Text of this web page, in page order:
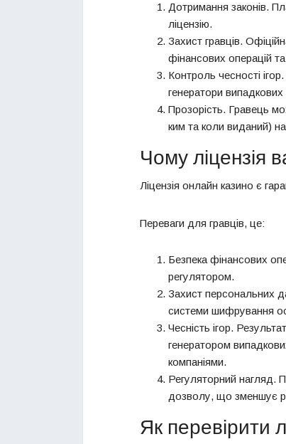
Дотримання законів.
ліцензію.
Захист гравців.
фінансових операцій
Контроль чесності
генератори
Прозорість. Гравець
ким та коли виданий) на
Чому ліцензія
Ліцензія онлайн казино є
Переваги для гравців, це:
Безпека фінансових
регулятором.
Захист персональних
системи шифрування
Чесність ігор.
генератором
компаніями.
Регуляторний нагляд.
дозволу, що зменшує
Як перевірити